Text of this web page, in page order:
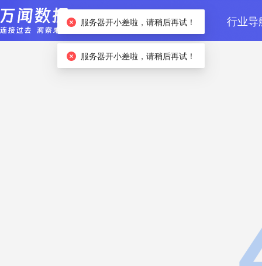
首页 数据检索 行业导
服务器开小差啦，请稍后再试！
服务器开小差啦，请稍后再试！